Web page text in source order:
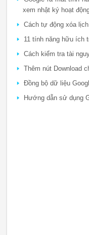
xem nhật ký hoạt
Cách tự động xóa
11 tính năng hữu ích
Cách kiểm tra tài
Thêm nút Download
Đồng bộ dữ liệu
Hướng dẫn sử dụng